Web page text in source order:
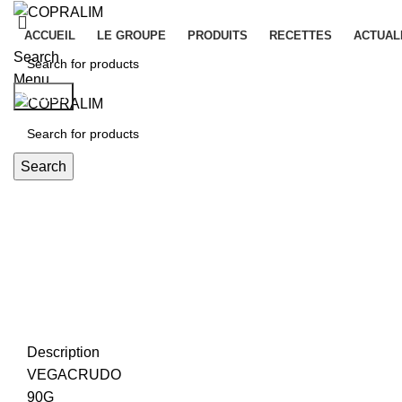
ACCUEIL LE GROUPE PRODUITS RECETTES
Search
Menu
Search
Description
VEGACRUDO
90G
Search